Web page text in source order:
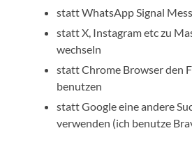
statt WhatsApp Signal
statt X, Instagram etc zu
wechseln
statt Chrome Browser den
benutzen
statt Google eine andere
verwenden (ich benutze